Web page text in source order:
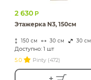
2 630 Р
Этажерка N3, 150см
150 см 30 см 30 см
Доступно: 1 шт
5.0
Pinty (472)